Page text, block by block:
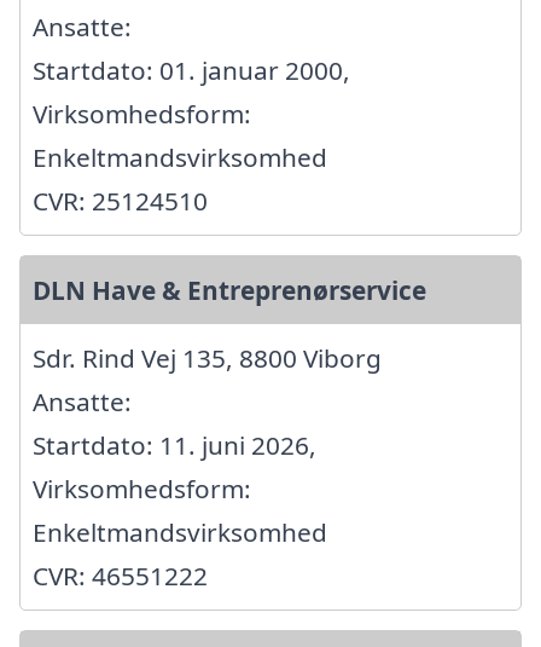
Ansatte:
Startdato: 01. januar 2000,
Virksomhedsform:
Enkeltmandsvirksomhed
CVR: 25124510
DLN Have & Entreprenørservice
Sdr. Rind Vej 135, 8800 Viborg
Ansatte:
Startdato: 11. juni 2026,
Virksomhedsform:
Enkeltmandsvirksomhed
CVR: 46551222